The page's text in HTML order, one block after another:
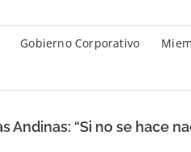
Gobierno Corporativo
Andinas: “Si no se hace